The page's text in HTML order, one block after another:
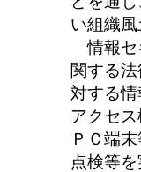
い組織風
情報セ
関する
対する
アクセ
ＰＣ端
点検等